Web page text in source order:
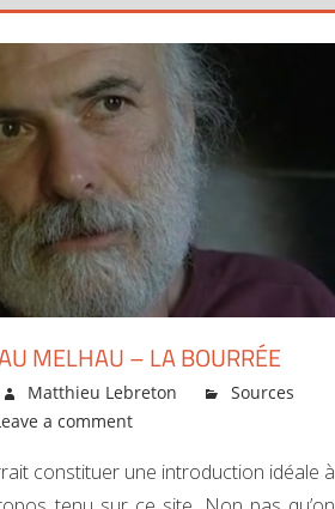
MELHAU – LA BOURRÉE
Matthieu Lebreton
Sources
a comment
constituer une introduction idéale à